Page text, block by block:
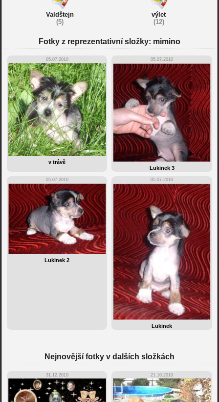
Valdštejn
(5)
výlet
(12)
Fotky z reprezentativní složky: mimino
05.07.2010
v trávě
05.07.2010
Lukinek 3
05.07.2010
Lukinek 2
05.07.2010
Lukinek
Nejnovější fotky v dalších složkách
31.12.2010 21.10.2010